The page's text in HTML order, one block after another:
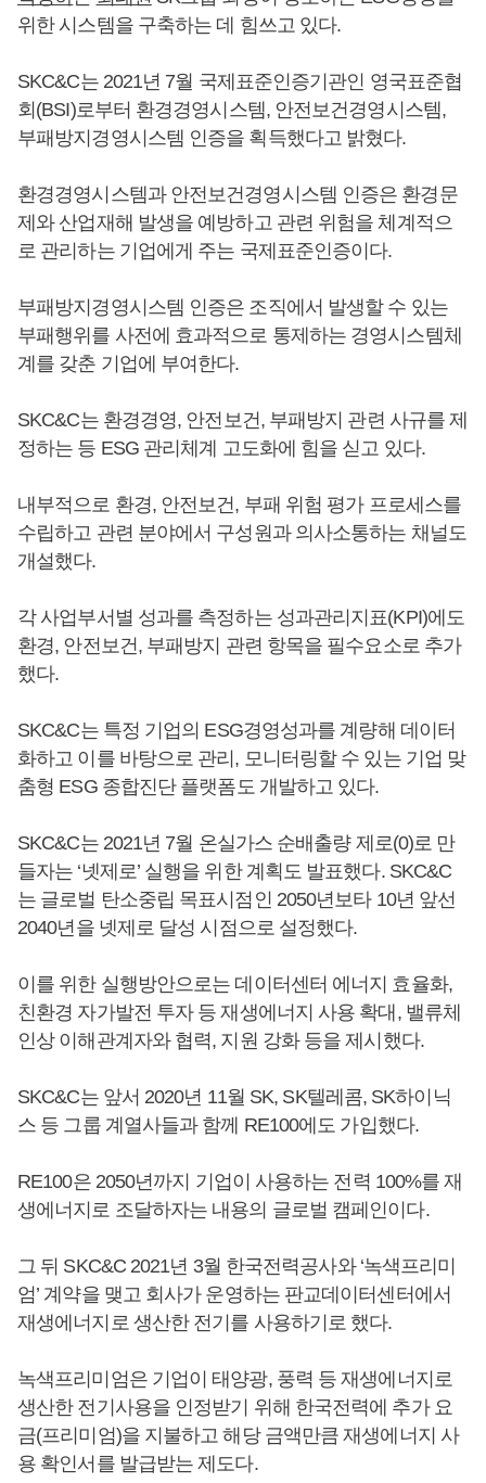
위한 시스템을 구축하는 데 힘쓰고 있다.
SKC&C는 2021년 7월 국제표준인증기관인 영국표준협
회(BSI)로부터 환경경영시스템, 안전보건경영시스템,
부패방지경영시스템 인증을 획득했다고 밝혔다.
환경경영시스템과 안전보건경영시스템 인증은 환경문
제와 산업재해 발생을 예방하고 관련 위험을 체계적으
로 관리하는 기업에게 주는 국제표준인증이다.
부패방지경영시스템 인증은 조직에서 발생할 수 있는
부패행위를 사전에 효과적으로 통제하는 경영시스템체
계를 갖춘 기업에 부여한다.
SKC&C는 환경경영, 안전보건, 부패방지 관련 사규를 제
정하는 등 ESG 관리체계 고도화에 힘을 싣고 있다.
내부적으로 환경, 안전보건, 부패 위험 평가 프로세스를
수립하고 관련 분야에서 구성원과 의사소통하는 채널도
개설했다.
각 사업부서별 성과를 측정하는 성과관리지표(KPI)에도
환경, 안전보건, 부패방지 관련 항목을 필수요소로 추가
했다.
SKC&C는 특정 기업의 ESG경영성과를 계량해 데이터
화하고 이를 바탕으로 관리, 모니터링할 수 있는 기업 맞
춤형 ESG 종합진단 플랫폼도 개발하고 있다.
SKC&C는 2021년 7월 온실가스 순배출량 제로(0)로 만
들자는 ‘넷제로’ 실행을 위한 계획도 발표했다. SKC&C
는 글로벌 탄소중립 목표시점인 2050년보타 10년 앞선
2040년을 넷제로 달성 시점으로 설정했다.
이를 위한 실행방안으로는 데이터센터 에너지 효율화,
친환경 자가발전 투자 등 재생에너지 사용 확대, 밸류체
인상 이해관계자와 협력, 지원 강화 등을 제시했다.
SKC&C는 앞서 2020년 11월 SK, SK텔레콤, SK하이닉
스 등 그룹 계열사들과 함께 RE100에도 가입했다.
RE100은 2050년까지 기업이 사용하는 전력 100%를 재
생에너지로 조달하자는 내용의 글로벌 캠페인이다.
그 뒤 SKC&C 2021년 3월 한국전력공사와 ‘녹색프리미
엄’ 계약을 맺고 회사가 운영하는 판교데이터센터에서
재생에너지로 생산한 전기를 사용하기로 했다.
녹색프리미엄은 기업이 태양광, 풍력 등 재생에너지로
생산한 전기사용을 인정받기 위해 한국전력에 추가 요
금(프리미엄)을 지불하고 해당 금액만큼 재생에너지 사
용 확인서를 발급받는 제도다.